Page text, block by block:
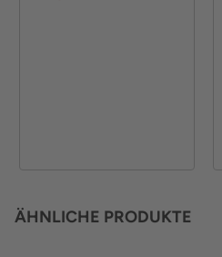
ÄHNLICHE PRODUKTE